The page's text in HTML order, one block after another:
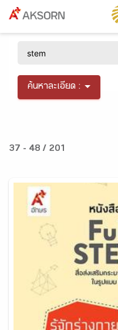
ค้นหาละเอียด :
37 - 48 / 201